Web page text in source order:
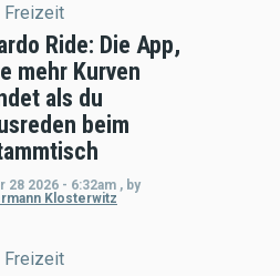
Freizeit
Ride: Die App,
mehr Kurven
als du
beim
28 2026 - 6:32am , by
Klosterwitz
Freizeit